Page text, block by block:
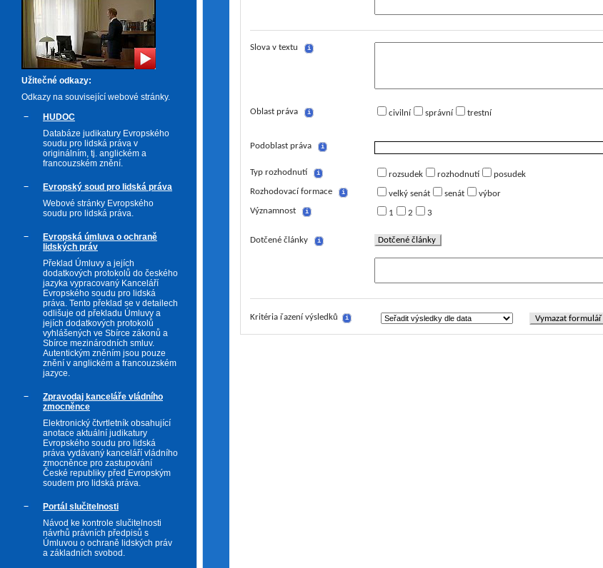
Užitečné odkazy:
Odkazy na související webové stránky.
HUDOC
Databáze judikatury Evropského
soudu pro lidská práva v
originálním, tj. anglickém a
francouzském znění.
Evropský soud pro lidská práva
Webové stránky Evropského
soudu pro lidská práva.
Evropská úmluva o ochraně
lidských práv
Překlad Úmluvy a jejích
dodatkových protokolů do českého
jazyka vypracovaný Kanceláří
Evropského soudu pro lidská
práva. Tento překlad se v detailech
odlišuje od překladu Úmluvy a
jejích dodatkových protokolů
vyhlášených ve Sbírce zákonů a
Sbírce mezinárodních smluv.
Autentickým zněním jsou pouze
znění v anglickém a francouzském
jazyce.
Zpravodaj kanceláře vládního
zmocněnce
Elektronický čtvrtletník obsahující
anotace aktuální judikatury
Evropského soudu pro lidská
práva vydávaný kanceláří vládního
zmocněnce pro zastupování
České republiky před Evropským
soudem pro lidská práva.
Portál slučitelnosti
Návod ke kontrole slučitelnosti
návrhů právních předpisů s
Úmluvou o ochraně lidských práv
a základních svobod.
Slova v textu i
Oblast práva i civilní správní trestní
Podoblast práva i
Typ rozhodnutí
i rozsudek rozhodnutí
posudek
Rozhodovací formace
i velký senát senát
výbor
Významnost
i 1 2 3
Dotčené články i
Dotčené články
Kritéria řazení výsledků i Vymazat formulář